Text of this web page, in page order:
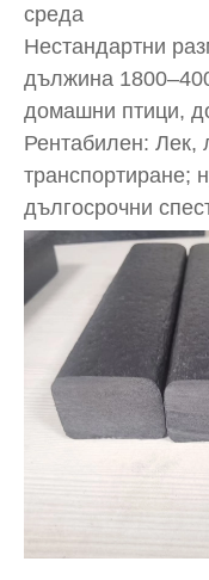
среда
Нестандартни
дължина
домашни птици,
Рентабилен: Лек,
транспортиране;
дългосрочни